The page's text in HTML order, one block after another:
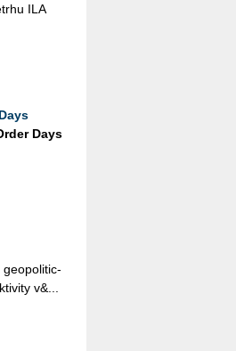
ILA
Days
ge­o­po­li­tic­
v&...